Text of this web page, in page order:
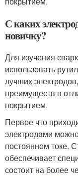
С каких
новичку?
Для изучения
использовать
лучших
преимуществ в
покрытием.
Первое что
электродами
постоянном токе.
обеспечивает
состоит на более